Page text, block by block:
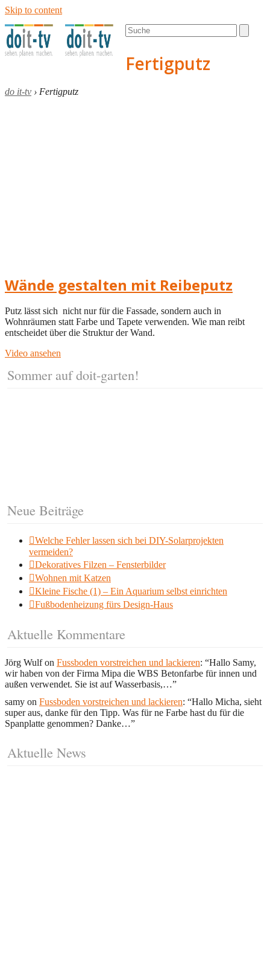
Skip to content
Open
mobile
Close
mobile
Search
Fertigputz
do it-tv › Fertigputz
Wände gestalten mit Reibeputz
Putz lässt sich nicht nur für die Fassade, sondern auch in
Wohnräumen statt Farbe und Tapete verwenden. Wie man reibt
entscheidet über die Struktur der Wand.
Video ansehen
Sommer auf doit-garten!
Neue Beiträge
Welche Fehler lassen sich bei DIY-Solarprojekten
vermeiden?
Dekoratives Filzen – Fensterbilder
Wohnen mit Katzen
Kleine Fische (1) – Ein Aquarium selbst einrichten
Fußbodenheizung fürs Design-Haus
Aktuelle Kommentare
Jörg Wulfon Fussboden vorstreichen und lackieren: “Hallo Samy,
wir haben von der Firma Mipa die WBS Betonfarbe für innen und
außen verwendet. Sie ist auf Wasserbasis,…”
samy on Fussboden vorstreichen und lackieren: “Hallo Micha, sieht
super aus, danke für den Tipp. Was für ne Farbe hast du für die
Spanplatte genommen? Danke…”
Aktuelle News